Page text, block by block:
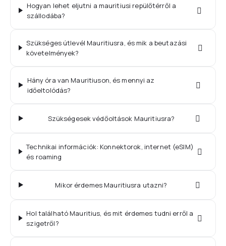
Hogyan lehet eljutni a mauritiusi repülőtérről a
szállodába?
Szükséges útlevél Mauritiusra, és mik a beutazási
követelmények?
Hány óra van Mauritiuson, és mennyi az
időeltolódás?
Szükségesek védőoltások Mauritiusra?
Technikai információk: Konnektorok, internet (eSIM)
és roaming
Mikor érdemes Mauritiusra utazni?
Hol található Mauritius, és mit érdemes tudni erről a
szigetről?